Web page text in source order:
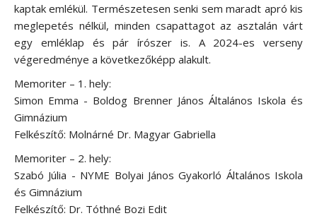
kaptak emlékül. Természetesen senki sem maradt apró kis
meglepetés nélkül, minden csapattagot az asztalán várt
egy emléklap és pár írószer is. A 2024-es verseny
végeredménye a következőképp alakult.
Memoriter – 1. hely:
Simon Emma - Boldog Brenner János Általános Iskola és
Gimnázium
Felkészítő: Molnárné Dr. Magyar Gabriella
Memoriter – 2. hely:
Szabó Júlia - NYME Bolyai János Gyakorló Általános Iskola
és Gimnázium
Felkészítő: Dr. Tóthné Bozi Edit